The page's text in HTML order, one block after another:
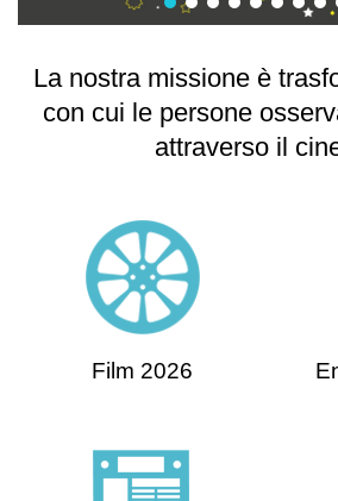
La nostra missione è
con cui le persone
attraverso il
Film 2026